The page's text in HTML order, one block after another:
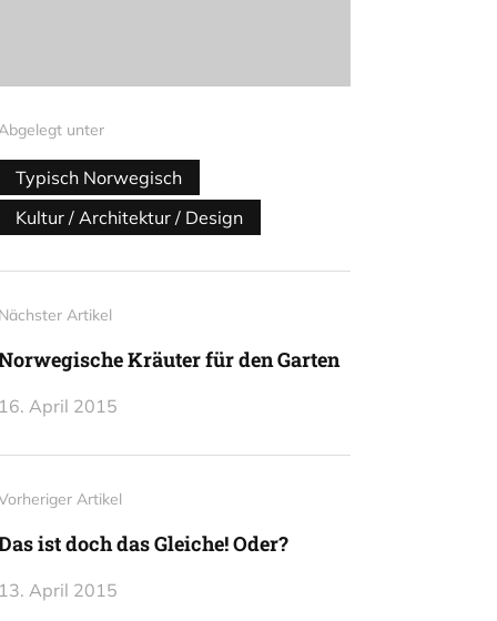
unter
Typisch Norwegisch
Kultur / Architektur / Design
Artikel
Kräuter für den Garten
April 2015
Artikel
ist doch das Gleiche! Oder?
April 2015